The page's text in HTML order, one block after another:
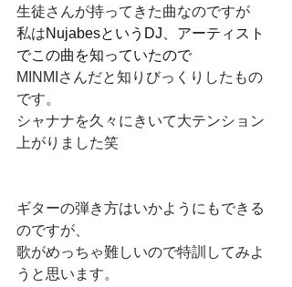
生徒さんが持ってきた曲なのですが
私はNujabesというDJ、アーティスト
でこの曲を知っていたので
MINMIさんだと知りびっくりしたもの
です。
シャナナを久々にきいて大テンション
上がりました笑
ギターの弾き方はいかようにもできる
のですが、
歌がめっちゃ難しいので特訓してみよ
うと思います。